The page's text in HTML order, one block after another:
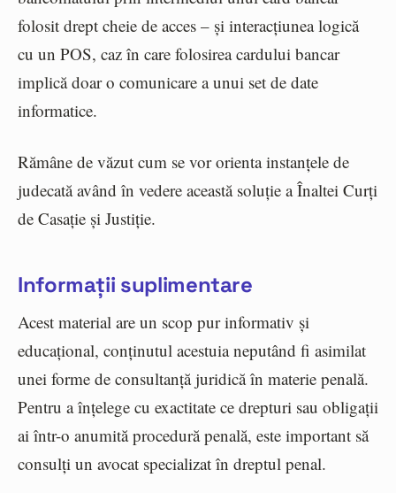
folosit drept cheie de acces – și interacțiunea logică
cu un POS, caz în care folosirea cardului bancar
implică doar o comunicare a unui set de date
informatice.
Rămâne de văzut cum se vor orienta instanțele de
judecată având în vedere această soluție a Înaltei Curți
de Casație și Justiție.
Informații suplimentare
Acest material are un scop pur informativ și
educațional, conținutul acestuia neputând fi asimilat
unei forme de consultanță juridică în materie penală.
Pentru a înțelege cu exactitate ce drepturi sau obligații
ai într-o anumită procedură penală, este important să
consulți un avocat specializat în dreptul penal.